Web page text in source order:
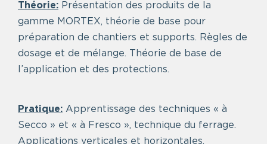
Théorie: Présentation des produits de la
gamme MORTEX, théorie de base pour
préparation de chantiers et supports. Règles de
dosage et de mélange. Théorie de base de
l’application et des protections.
Pratique: Apprentissage des techniques « à
Secco » et « à Fresco », technique du ferrage.
Applications verticales et horizontales.